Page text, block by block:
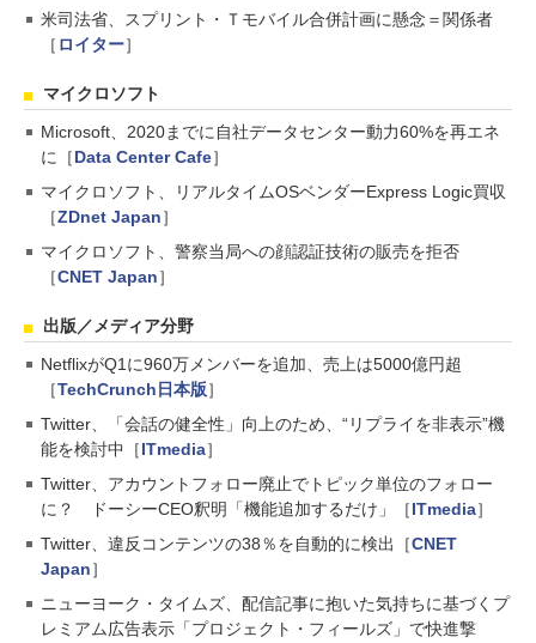
米司法省、スプリント・Ｔモバイル合併計画に懸念＝関係者
［ ロイター］
マイクロソフト
Microsoft、2020までに自社データセンター動力60%を再エネ
に［Data Center Cafe］
マイクロソフト、リアルタイムOSベンダーExpress Logic買収
［ZDnet Japan］
マイクロソフト、警察当局への顔認証技術の販売を拒否
［CNET Japan］
出版／メディア分野
NetflixがQ1に960万メンバーを追加、売上は5000億円超
［TechCrunch日本版］
Twitter、「会話の健全性」向上のため、“リプライを非表示”機
能を検討中［ITmedia］
Twitter、アカウントフォロー廃止でトピック単位のフォロー
に？ ドーシーCEO釈明「機能追加するだけ」［ITmedia］
Twitter、違反コンテンツの38％を自動的に検出［CNET
Japan］
ニューヨーク・タイムズ、配信記事に抱いた気持ちに基づくプ
レミアム広告表示「プロジェクト・フィールズ」で快進撃